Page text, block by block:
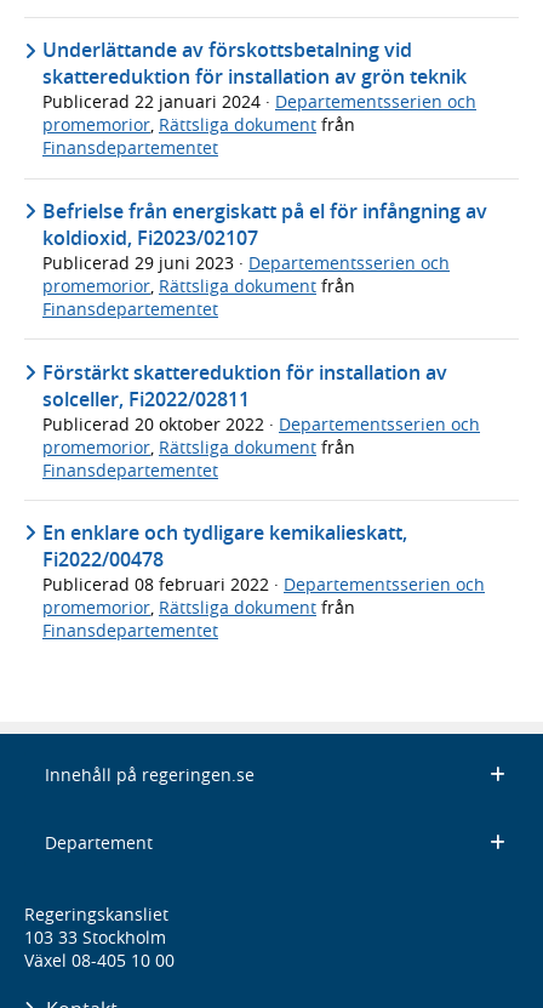
Underlättande av förskottsbetalning vid
skattereduktion för installation av grön teknik
Publicerad 22 januari 2024 · Departementsserien och
promemorior, Rättsliga dokument från
Finansdepartementet
Befrielse från energiskatt på el för infångning av
koldioxid, Fi2023/02107
Publicerad 29 juni 2023 · Departementsserien och
promemorior, Rättsliga dokument från
Finansdepartementet
Förstärkt skattereduktion för installation av
solceller, Fi2022/02811
Publicerad 20 oktober 2022 · Departementsserien och
promemorior Rättsliga dokument från
Finansdepartementet
En enklare och tydligare kemikalieskatt,
Fi2022/00478
Publicerad 08 februari 2022 · Departementsserien och
promemorior, Rättsliga dokument från
Finansdepartementet
Innehåll på regeringen.se
Departement
Regeringskansliet
103 33 Stockholm
Växel 08-405 10 00